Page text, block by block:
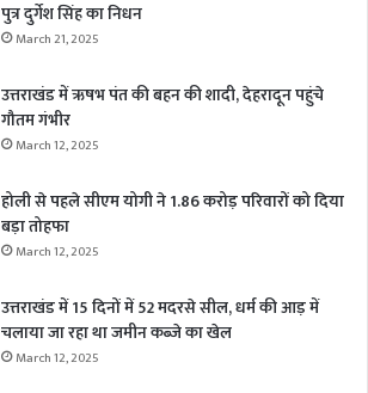
पुत्र दुर्गेश सिंह का निधन
March 21, 2025
उत्तराखंड में ऋषभ पंत की बहन की शादी, देहरादून पहुंचे
गौतम गंभीर
March 12, 2025
होली से पहले सीएम योगी ने 1.86 करोड़ परिवारों को दिया
बड़ा तोहफा
March 12, 2025
उत्तराखंड में 15 दिनों में 52 मदरसे सील, धर्म की आड़ में
चलाया जा रहा था जमीन कब्जे का खेल
March 12, 2025